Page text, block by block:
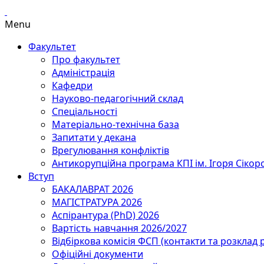
Menu
Факультет
Про факультет
Адміністрація
Кафедри
Науково-педагогічний склад
Спеціальності
Матеріально-технічна база
Запитати у декана
Врегулювання конфліктів
Антикорупційна програма КПІ ім. Ігоря
Вступ
БАКАЛАВРАТ 2026
МАГІСТРАТУРА 2026
Аспірантура (PhD) 2026
Вартість навчання 2026/2027
Відбіркова комісія ФСП (контакти та розклад
Офіційні документи